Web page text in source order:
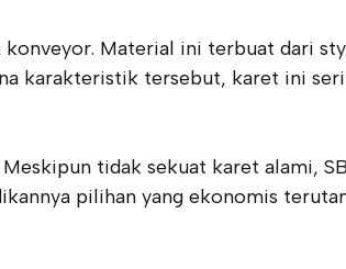
konveyor. Material ini terbuat dari
karakteristik tersebut, karet ini
tidak sekuat karet alami,
pilihan yang ekonomis